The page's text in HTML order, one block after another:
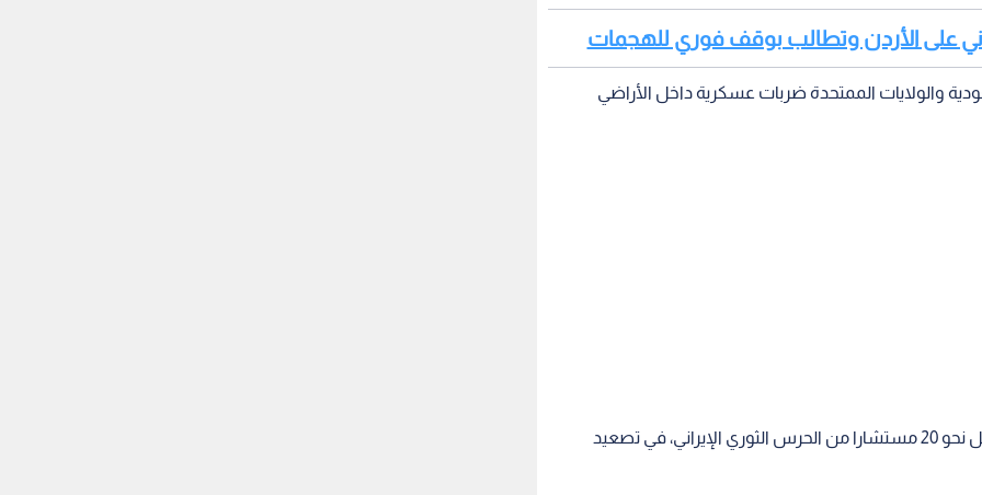
على الأردن وتطالب بوقف فوري للهجمات
والولايات الممتحدة ضربات عسكرية داخل الأراضي
وأسفرت الضربات، وفقا للمعلومات الواردة، عن مقتل نحو 20 مستشارا من الحرس الثوري الإيراني، في تصعيد